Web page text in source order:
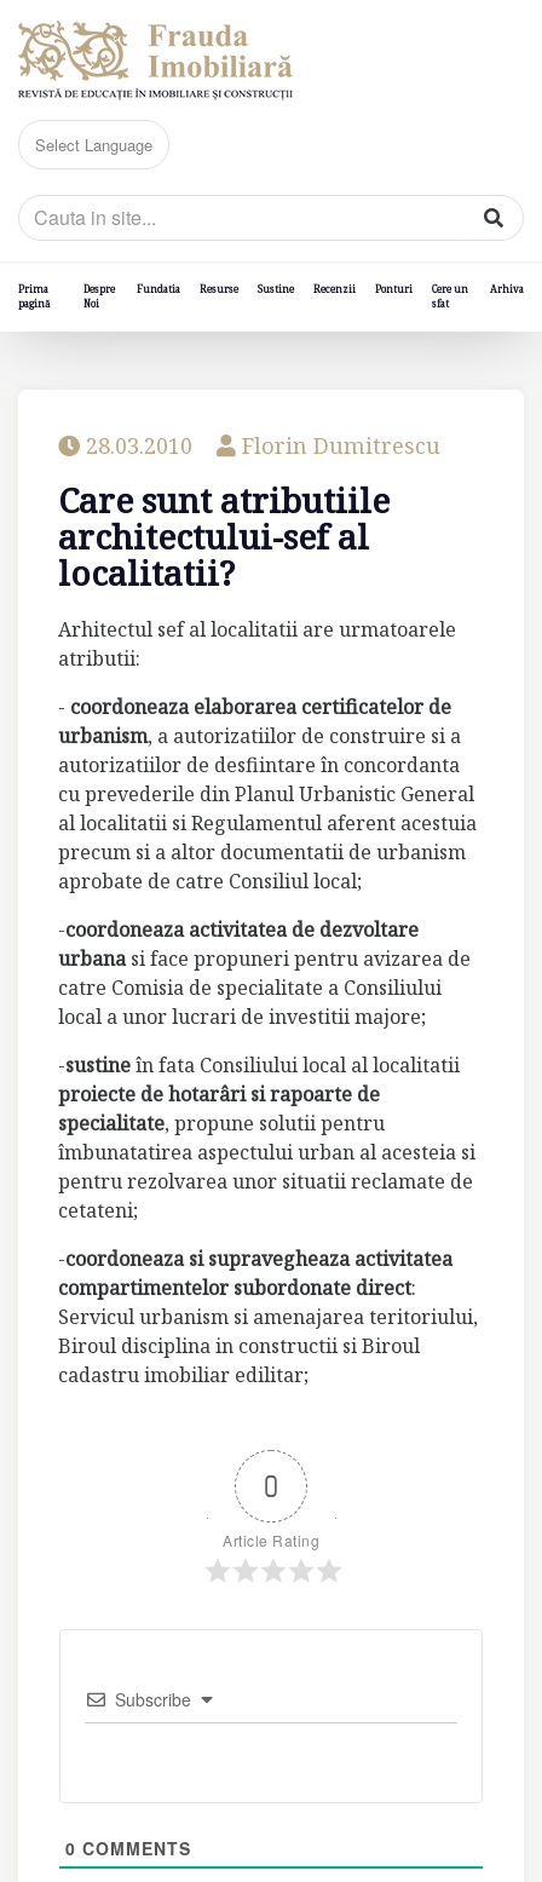
Prima
pagină
Despre
Noi
Fundatia Resurse Sustine Recenzii Ponturi
Cere un
sfat
Arhiva
28.03.2010 Florin Dumitrescu
Care sunt atributiile
architectului-sef al
localitatii?
Arhitectul sef al localitatii are urmatoarele
atributii:
- coordoneaza elaborarea certificatelor de
urbanism, a autorizatiilor de construire si a
autorizatiilor de desfiintare în concordanta
cu prevederile din Planul Urbanistic General
al localitatii si Regulamentul aferent acestuia
precum si a altor documentatii de urbanism
aprobate de catre Consiliul local;
-coordoneaza activitatea de dezvoltare
urbanasi face propuneri pentru avizarea de
catre Comisia de specialitate a Consiliului
local a unor lucrari de investitii majore;
-sustineîn fata Consiliului local al localitatii
proiecte de hotarâri si rapoarte de
specialitate, propune solutii pentru
îmbunatatirea aspectului urban al acesteia si
pentru rezolvarea unor situatii reclamate de
cetateni;
-coordoneaza si supravegheaza activitatea
compartimentelor subordonate direct:
Servicul urbanism si amenajarea teritoriului,
Biroul disciplina in constructii si Biroul
cadastru imobiliar edilitar;
0
Article Rating
Subscribe
0 COMMENTS